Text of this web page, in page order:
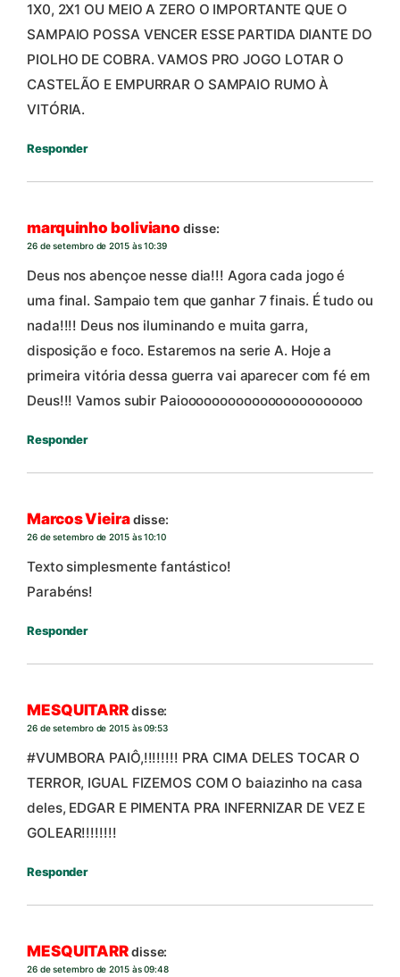
1X0, 2X1 OU MEIO A ZERO O IMPORTANTE QUE O
SAMPAIO POSSA VENCER ESSE PARTIDA DIANTE DO
PIOLHO DE COBRA. VAMOS PRO JOGO LOTAR O
CASTELÃO E EMPURRAR O SAMPAIO RUMO À
VITÓRIA.
Responder
marquinho boliviano disse:
26 de setembro de 2015 às 10:39
Deus nos abençoe nesse dia!!! Agora cada jogo é
uma final. Sampaio tem que ganhar 7 finais. É tudo ou
nada!!!! Deus nos iluminando e muita garra,
disposição e foco. Estaremos na serie A. Hoje a
primeira vitória dessa guerra vai aparecer com fé em
Deus!!! Vamos subir Paiooooooooooooooooooooooo
Responder
Marcos Vieiradisse:
26 de setembro de 2015 às 10:10
Texto simplesmente fantástico!
Parabéns!
Responder
MESQUITARRdisse:
26 de setembro de 2015 às 09:53
#VUMBORA PAIÔ,!!!!!!!! PRA CIMA DELES TOCAR O
TERROR, IGUAL FIZEMOS COM O baiazinho na casa
deles, EDGAR E PIMENTA PRA INFERNIZAR DE VEZ E
GOLEAR!!!!!!!!
Responder
MESQUITARRdisse:
26 de setembro de 2015 às 09:48